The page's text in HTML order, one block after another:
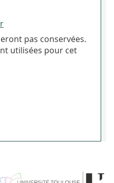
pas conservées.
utilisées pour cet